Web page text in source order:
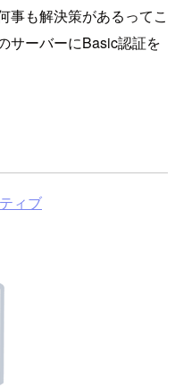
事も解決策があるってこ
サーバーにBasic認証を
ィブ